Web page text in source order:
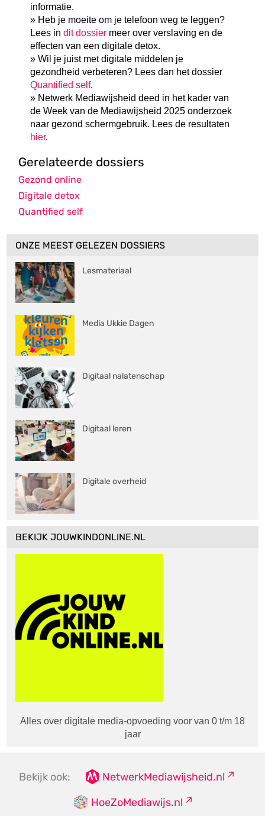
informatie.
» Heb je moeite om je telefoon weg te leggen?
Lees indit dossier meer over verslaving en de
effecten van een digitale detox.
» Wil je juist met digitale middelen je
gezondheid verbeteren? Lees dan het dossier
Quantified self.
» Netwerk Mediawijsheid deed in het kader van
de Week van de Mediawijsheid 2025 onderzoek
naar gezond schermgebruik. Lees de resultaten
hier.
Gerelateerde dossiers
Gezond online
Digitale detox
Quantified self
ONZE MEEST GELEZEN DOSSIERS
Lesmateriaal
Media Ukkie Dagen
Digitaal nalatenschap
Digitaal leren
Digitale overheid
BEKIJK JOUWKINDONLINE.NL
Alles over digitale media-opvoeding voor van 0 t/m 18
jaar
Bekijk ook:
NetwerkMediawijsheid.nl
HoeZoMediawijs.nl